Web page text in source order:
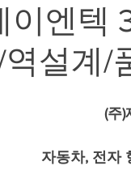
이엔텍
설계/
(주
자동차, 전자